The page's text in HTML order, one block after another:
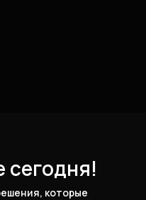
сегодня!
которые